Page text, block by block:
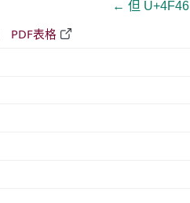
← 但 U+4F46
PDF表格